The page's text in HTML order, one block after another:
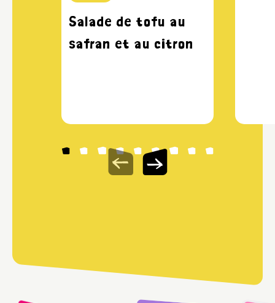
Salade de tofu au
safran et au citron